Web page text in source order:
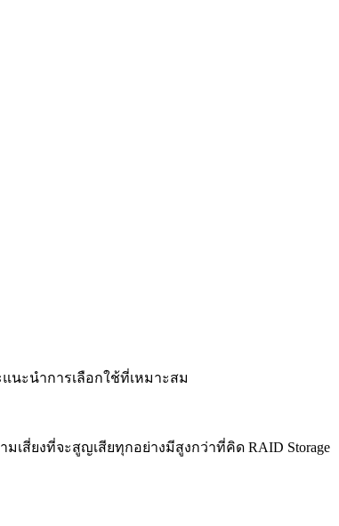
นะนำการเลือกใช้ที่เหมาะสม
เสี่ยงที่จะสูญเสียทุกอย่างมีสูงกว่าที่คิด RAID Storage